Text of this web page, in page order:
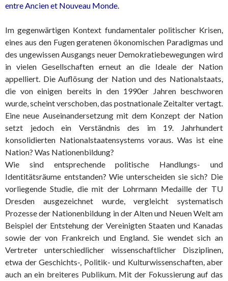
entre Ancien et Nouveau Monde.
Im gegenwärtigen Kontext fundamentaler politischer Krisen,
eines aus den Fugen geratenen ökonomischen Paradigmas und
des ungewissen Ausgangs neuer Demokratiebewegungen wird
in vielen Gesellschaften erneut an die Ideale der Nation
appelliert. Die Auflösung der Nation und des Nationalstaats,
die von einigen bereits in den 1990er Jahren beschworen
wurde, scheint verschoben, das postnationale Zeitalter vertagt.
Eine neue Auseinandersetzung mit dem Konzept der Nation
setzt jedoch ein Verständnis des im 19. Jahrhundert
konsolidierten Nationalstaatensystems voraus. Was ist eine
Nation? Was Nationenbildung?
Wie sind entsprechende politische Handlungs- und
Identitätsräume entstanden? Wie unterscheiden sie sich? Die
vorliegende Studie, die mit der Lohrmann Medaille der TU
Dresden ausgezeichnet wurde, vergleicht systematisch
Prozesse der Nationenbildung in der Alten und Neuen Welt am
Beispiel der Entstehung der Vereinigten Staaten und Kanadas
sowie der von Frankreich und England. Sie wendet sich an
Vertreter unterschiedlicher wissenschaftlicher Disziplinen,
etwa der Geschichts-, Politik- und Kulturwissenschaften, aber
auch an ein breiteres Publikum. Mit der Fokussierung auf das